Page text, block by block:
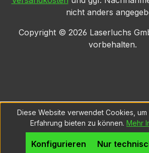
nicht anders
Copyright © 2026 Laserluchs
vorbehalten.
Diese Website verwendet Cookies,
Erfahrung bieten zu können. Mehr
Nur
Konfigurieren